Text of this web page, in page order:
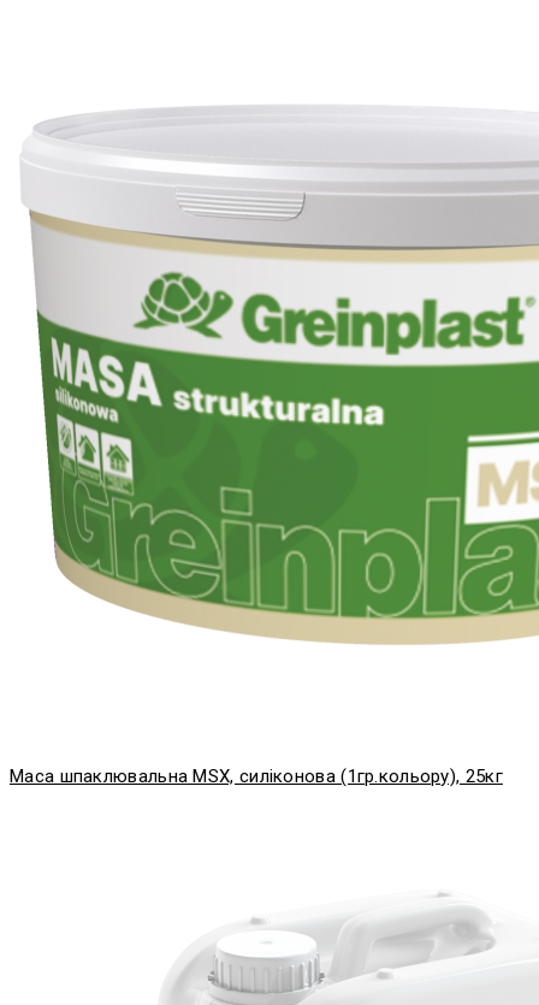
Маса шпаклювальна MSX, силіконова (1гр.кольору), 25кг